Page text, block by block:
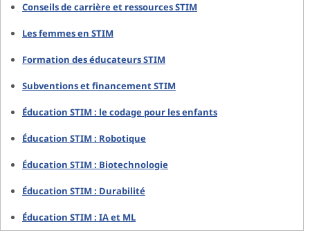
Conseils de carrière et ressources STIM
Les femmes en STIM
Formation des éducateurs STIM
Subventions et financement STIM
Éducation STIM : le codage pour les enfants
Éducation STIM : Robotique
Éducation STIM : Biotechnologie
Éducation STIM : Durabilité
Éducation STIM : IA et ML